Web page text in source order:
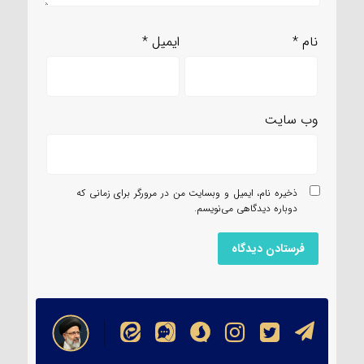
نام* ایمیل*
وب‌ سایت
ذخیره نام، ایمیل و وبسایت من در مرورگر برای زمانی که
دوباره دیدگاهی می‌نویسم.